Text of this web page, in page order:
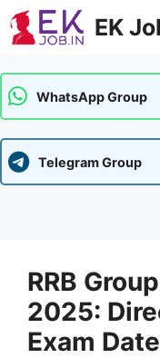
Skip
to
EK
WhatsApp Group
Telegram Group
RRB
2025:
Exam